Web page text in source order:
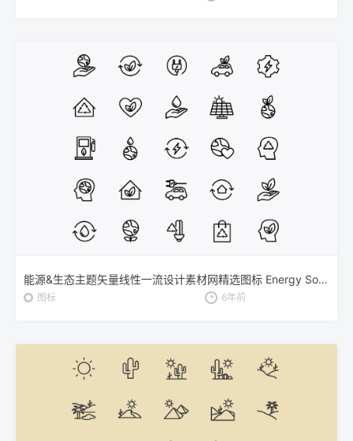
能源&生态主题矢量线性一流设计素材网精选图标 Energy Source & Ecology Icons
图标 6年前